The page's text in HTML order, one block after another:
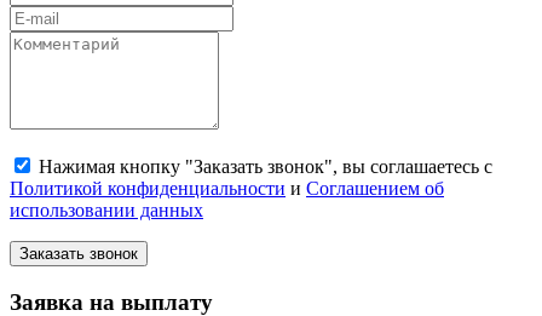
Нажимая кнопку "Заказать звонок", вы соглашаетесь с
Политикой конфиденциальности и Соглашением об
использовании данных
Заказать звонок
Заявка на выплату